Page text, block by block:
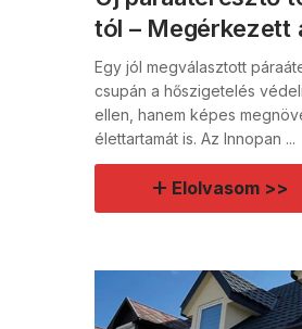
tól – Megérkezett
Egy jól megválasztott
csupán a hőszigetelés
ellen, hanem képes
élettartamát is. Az Innopan ...
Elolvasom >>